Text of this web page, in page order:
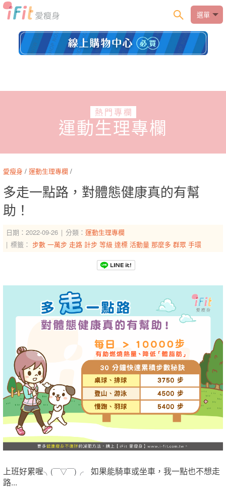
選單
熱門專欄
運動生理專欄
愛瘦身 / 運動生理專欄 /
多走一點路，對體態健康真的有幫
助！
日期：2022-09-26 分類： 運動生理專欄
標籤： 步數 一萬步 走路 計步 等級 達標 活動量 那麼多 群眾 手環
上班好累喔╮(￣▽￣)╭ 如果能騎車或坐車，我一點也不想走
路...